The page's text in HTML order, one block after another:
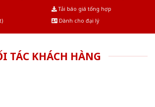
Tải báo giá tổng hợp
Dành cho đại lý
TÁC KHÁCH HÀNG